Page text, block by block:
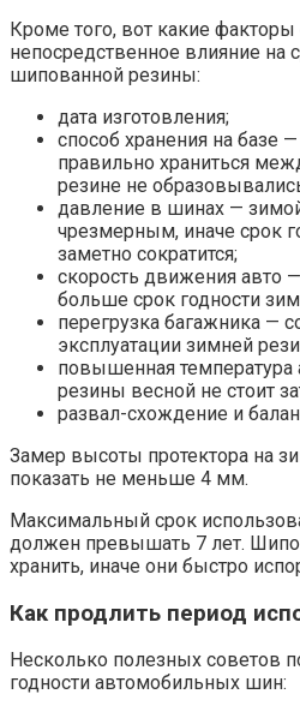
Кроме того, вот какие
непосредственное влияние
шипованной резины:
дата изготовления;
способ хранения на
правильно храниться
резине не
давление в шинах —
чрезмерным, иначе срок
заметно сократится;
скорость движения авто
больше срок годности
перегрузка багажника —
эксплуатации зимней
повышенная температура
резины весной не стоит
развал-схождение и
Замер высоты протектора на
показать не меньше 4 мм.
Максимальный срок
должен превышать 7 лет.
хранить, иначе они быстро
Как продлить период
Несколько полезных советов
годности автомобильных шин: